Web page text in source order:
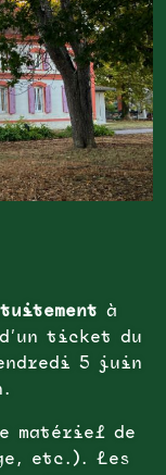
à
ticket du
5 juin
matériel de
etc.). Les